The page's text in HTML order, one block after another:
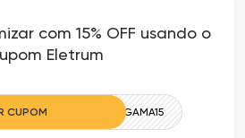
com 15% OFF usando o
Eletrum
CUPOM GAMA15